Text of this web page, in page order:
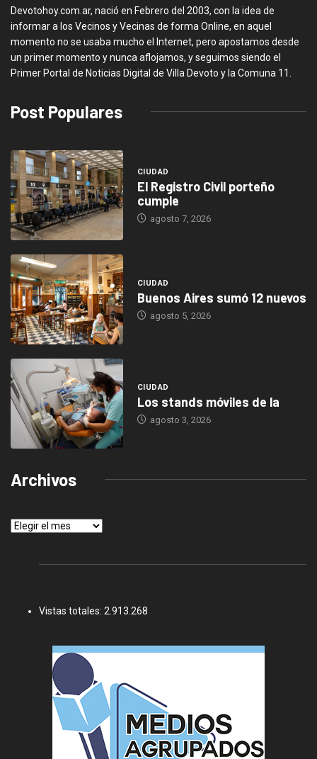
Devotohoy.com.ar, nació en Febrero del 2003, con la idea de
informar a los Vecinos y Vecinas de forma Online, en aquel
momento no se usaba mucho el Internet, pero apostamos desde
un primer momento y nunca aflojamos, y seguimos siendo el
Primer Portal de Noticias Digital de Villa Devoto y la Comuna 11.
Post Populares
CIUDAD
El Registro Civil porteño
cumple
agosto 7, 2026
CIUDAD
Buenos Aires sumó 12 nuevos
agosto 5, 2026
CIUDAD
Los stands móviles de la
agosto 3, 2026
Archivos
Archivos
Vistas totales: 2.913.268